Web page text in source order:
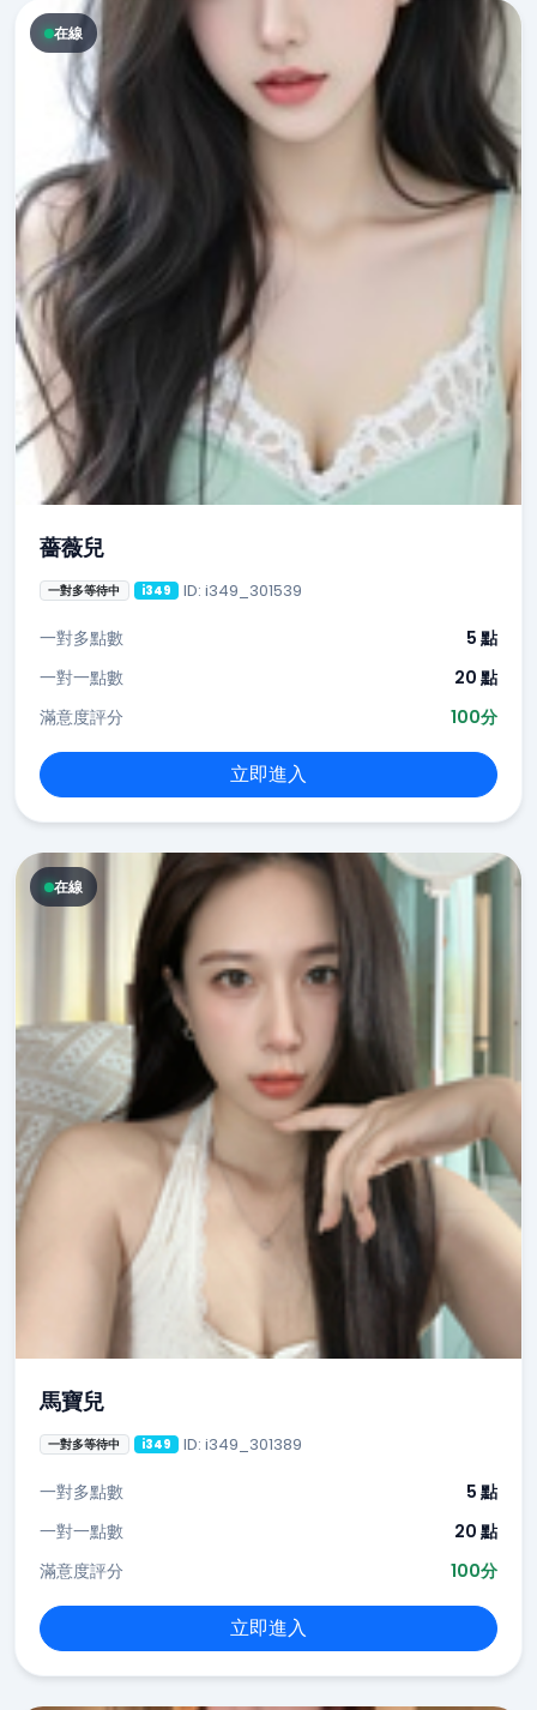
在線
薔薇兒
一對多等待中 i349 ID: i349_301539
一對多點數
5 點
一對一點數
20 點
滿意度評分
100分
立即進入
在線
馬寶兒
一對多等待中 i349 ID: i349_301389
一對多點數
5 點
一對一點數
20 點
滿意度評分
100分
立即進入